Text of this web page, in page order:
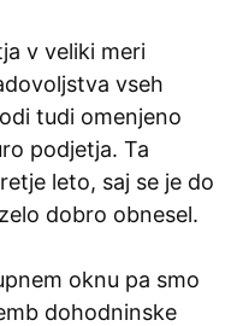
v veliki meri
vseh
tudi omenjeno
podjetja. Ta
leto, saj se je do
dobro obnesel.
oknu pa smo
dohodninske